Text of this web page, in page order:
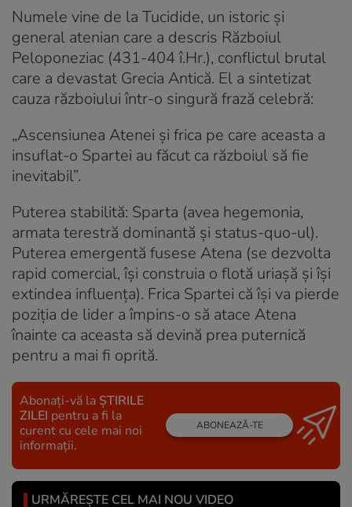
Numele vine de la Tucidide, un istoric și
general atenian care a descris Războiul
Peloponeziac (431-404 î.Hr.), conflictul brutal
care a devastat Grecia Antică. El a sintetizat
cauza războiului într-o singură frază celebră:
„Ascensiunea Atenei și frica pe care aceasta a
insuflat-o Spartei au făcut ca războiul să fie
inevitabil”.
Puterea stabilită: Sparta (avea hegemonia,
armata terestră dominantă și status-quo-ul).
Puterea emergentă fusese Atena (se dezvolta
rapid comercial, își construia o flotă uriașă și își
extindea influența). Frica Spartei că își va pierde
poziția de lider a împins-o să atace Atena
înainte ca aceasta să devină prea puternică
pentru a mai fi oprită.
Abonați-vă la ȘTIRILE
ZILEI pentru a fi la
curent cu cele mai noi
informații.
ABONEAZĂ-TE
URMĂREȘTE CEL MAI NOU VIDEO